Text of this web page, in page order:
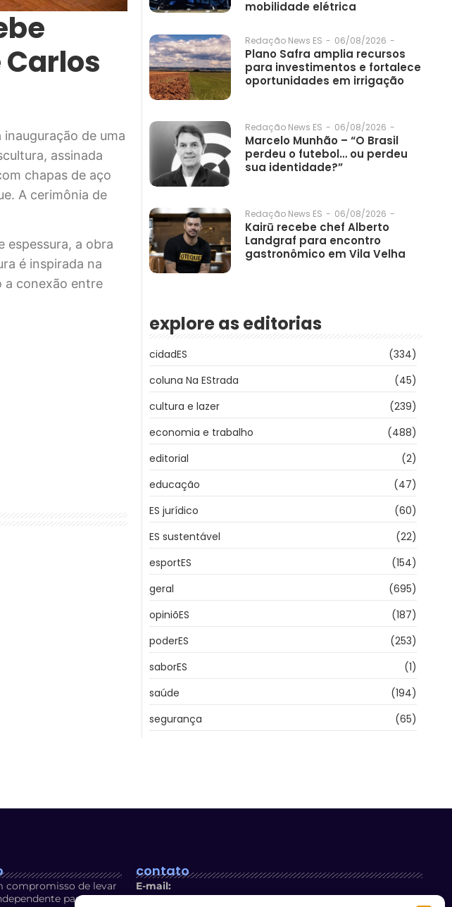
inauguração de uma
assinada
chapas de aço
A cerimônia de
espessura, a obra
é inspirada na
a conexão entre
mobilidade elétrica
Redação News ES - 06/08/2026 -
Plano Safra amplia recursos
para investimentos e fortalece
oportunidades em irrigação
Redação News ES - 06/08/2026 -
Marcelo Munhão – “O Brasil
perdeu o futebol… ou perdeu
sua identidade?”
Redação News ES - 06/08/2026 -
Kairū recebe chef Alberto
Landgraf para encontro
gastronômico em Vila Velha
explore as editorias
cidadES
(334)
coluna Na EStrada
(45)
cultura e lazer
(239)
economia e trabalho
(488)
editorial
(2)
educação
(47)
ES jurídico
(60)
ES sustentável
(22)
esportES
(154)
geral
(695)
opiniõES
(187)
poderES
(253)
saborES
(1)
saúde
(194)
segurança
(65)
compromisso de levar
para os
contato
E-mail: